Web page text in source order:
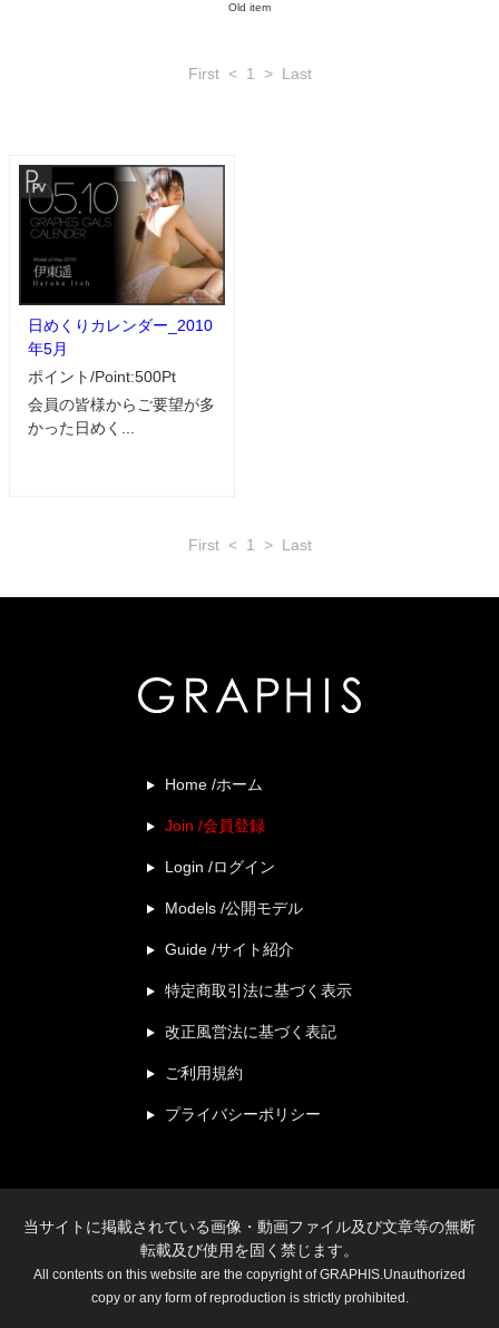
Old item
First < 1 > Last
日めくりカレンダー_2010
年5月
ポイント/Point:500Pt
会員の皆様からご要望が多
かった日めく...
First < 1 > Last
Home /ホーム
Join /会員登録
Login /ログイン
Models /公開モデル
Guide /サイト紹介
特定商取引法に基づく表示
改正風営法に基づく表記
ご利用規約
プライバシーポリシー
当サイトに掲載されている画像・動画ファイル及び文章等の無断
転載及び使用を固く禁じます。
All contents on this website are the copyright of GRAPHIS.Unauthorized
copy or any form of reproduction is strictly prohibited.